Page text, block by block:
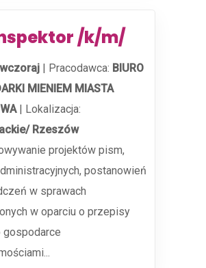
/k/m/
wczoraj | Pracodawca: BIURO
MIENIEM MIASTA
| Lokalizacja:
Rzeszów
projektów pism,
postanowień
w sprawach
w oparciu o przepisy
gospodarce